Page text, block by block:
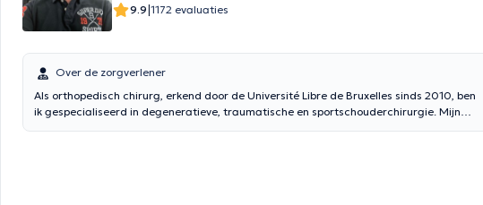
9.9|1172 evaluaties
Over de zorgverlener
Als orthopedisch chirurg, erkend door de Université Libre de Bruxelles sinds 2010, ben
ik gespecialiseerd in degeneratieve, traumatische en sportschouderchirurgie. Mijn